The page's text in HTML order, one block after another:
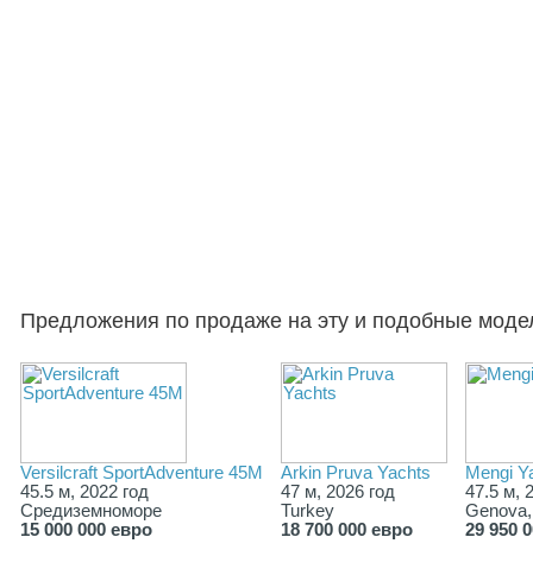
Предложения по продаже на эту и подобные
Versilcraft SportAdventure 45M
45.5 м, 2022 год
Средиземноморе
15 000 000 евро
Arkin Pruva Yachts
47 м, 2026 год
Turkey
18 700 000 евро
Mengi
47.5 м,
29 950